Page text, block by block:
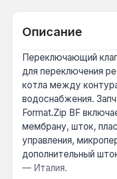
Описание
Переключающий
для переключения
котла между
водоснабжения.
Format.Zip BF
мембрану, шток,
управления,
дополнительный
— Италия.